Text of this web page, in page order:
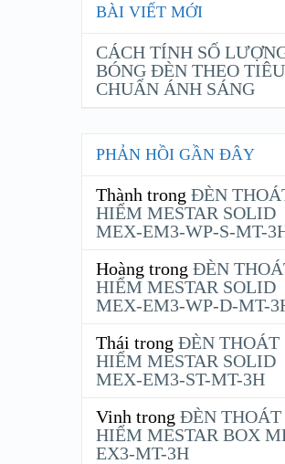
BÀI VIẾT MỚI
CÁCH TÍNH SỐ
BÓNG ĐÈN THEO TIÊU
CHUẨN ÁNH SÁNG
PHẢN HỒI GẦN ĐÂY
Thành trong ĐÈN
HIỂM MESTAR SOLID
MEX-EM3-WP-S-MT-
Hoàng trong ĐÈN
HIỂM MESTAR SOLID
MEX-EM3-WP-D-MT-
Thái trong ĐÈN THOÁT
HIỂM MESTAR SOLID
MEX-EM3-ST-MT-3H
Vinh trong ĐÈN THOÁT
HIỂM MESTAR BOX
EX3-MT-3H